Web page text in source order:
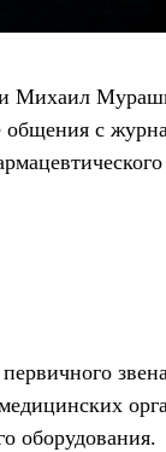
с
оборудования.